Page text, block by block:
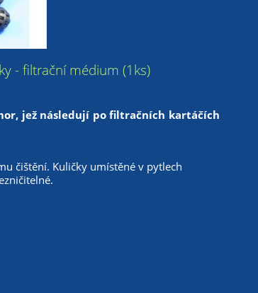
- filtrační médium (1ks)
jež následují po filtračních kartáčích
čištění. Kuličky umístěné v pytlech